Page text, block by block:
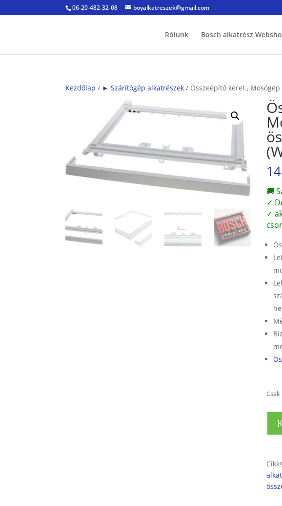
06-20-482-32-08 boyalkatreszek@gmail.com
Rólunk Bosch alkatrész
Kezdőlap / ► Szárítógép alkatrészek / Összeépítő keret ,
🚚
✓
✓
és